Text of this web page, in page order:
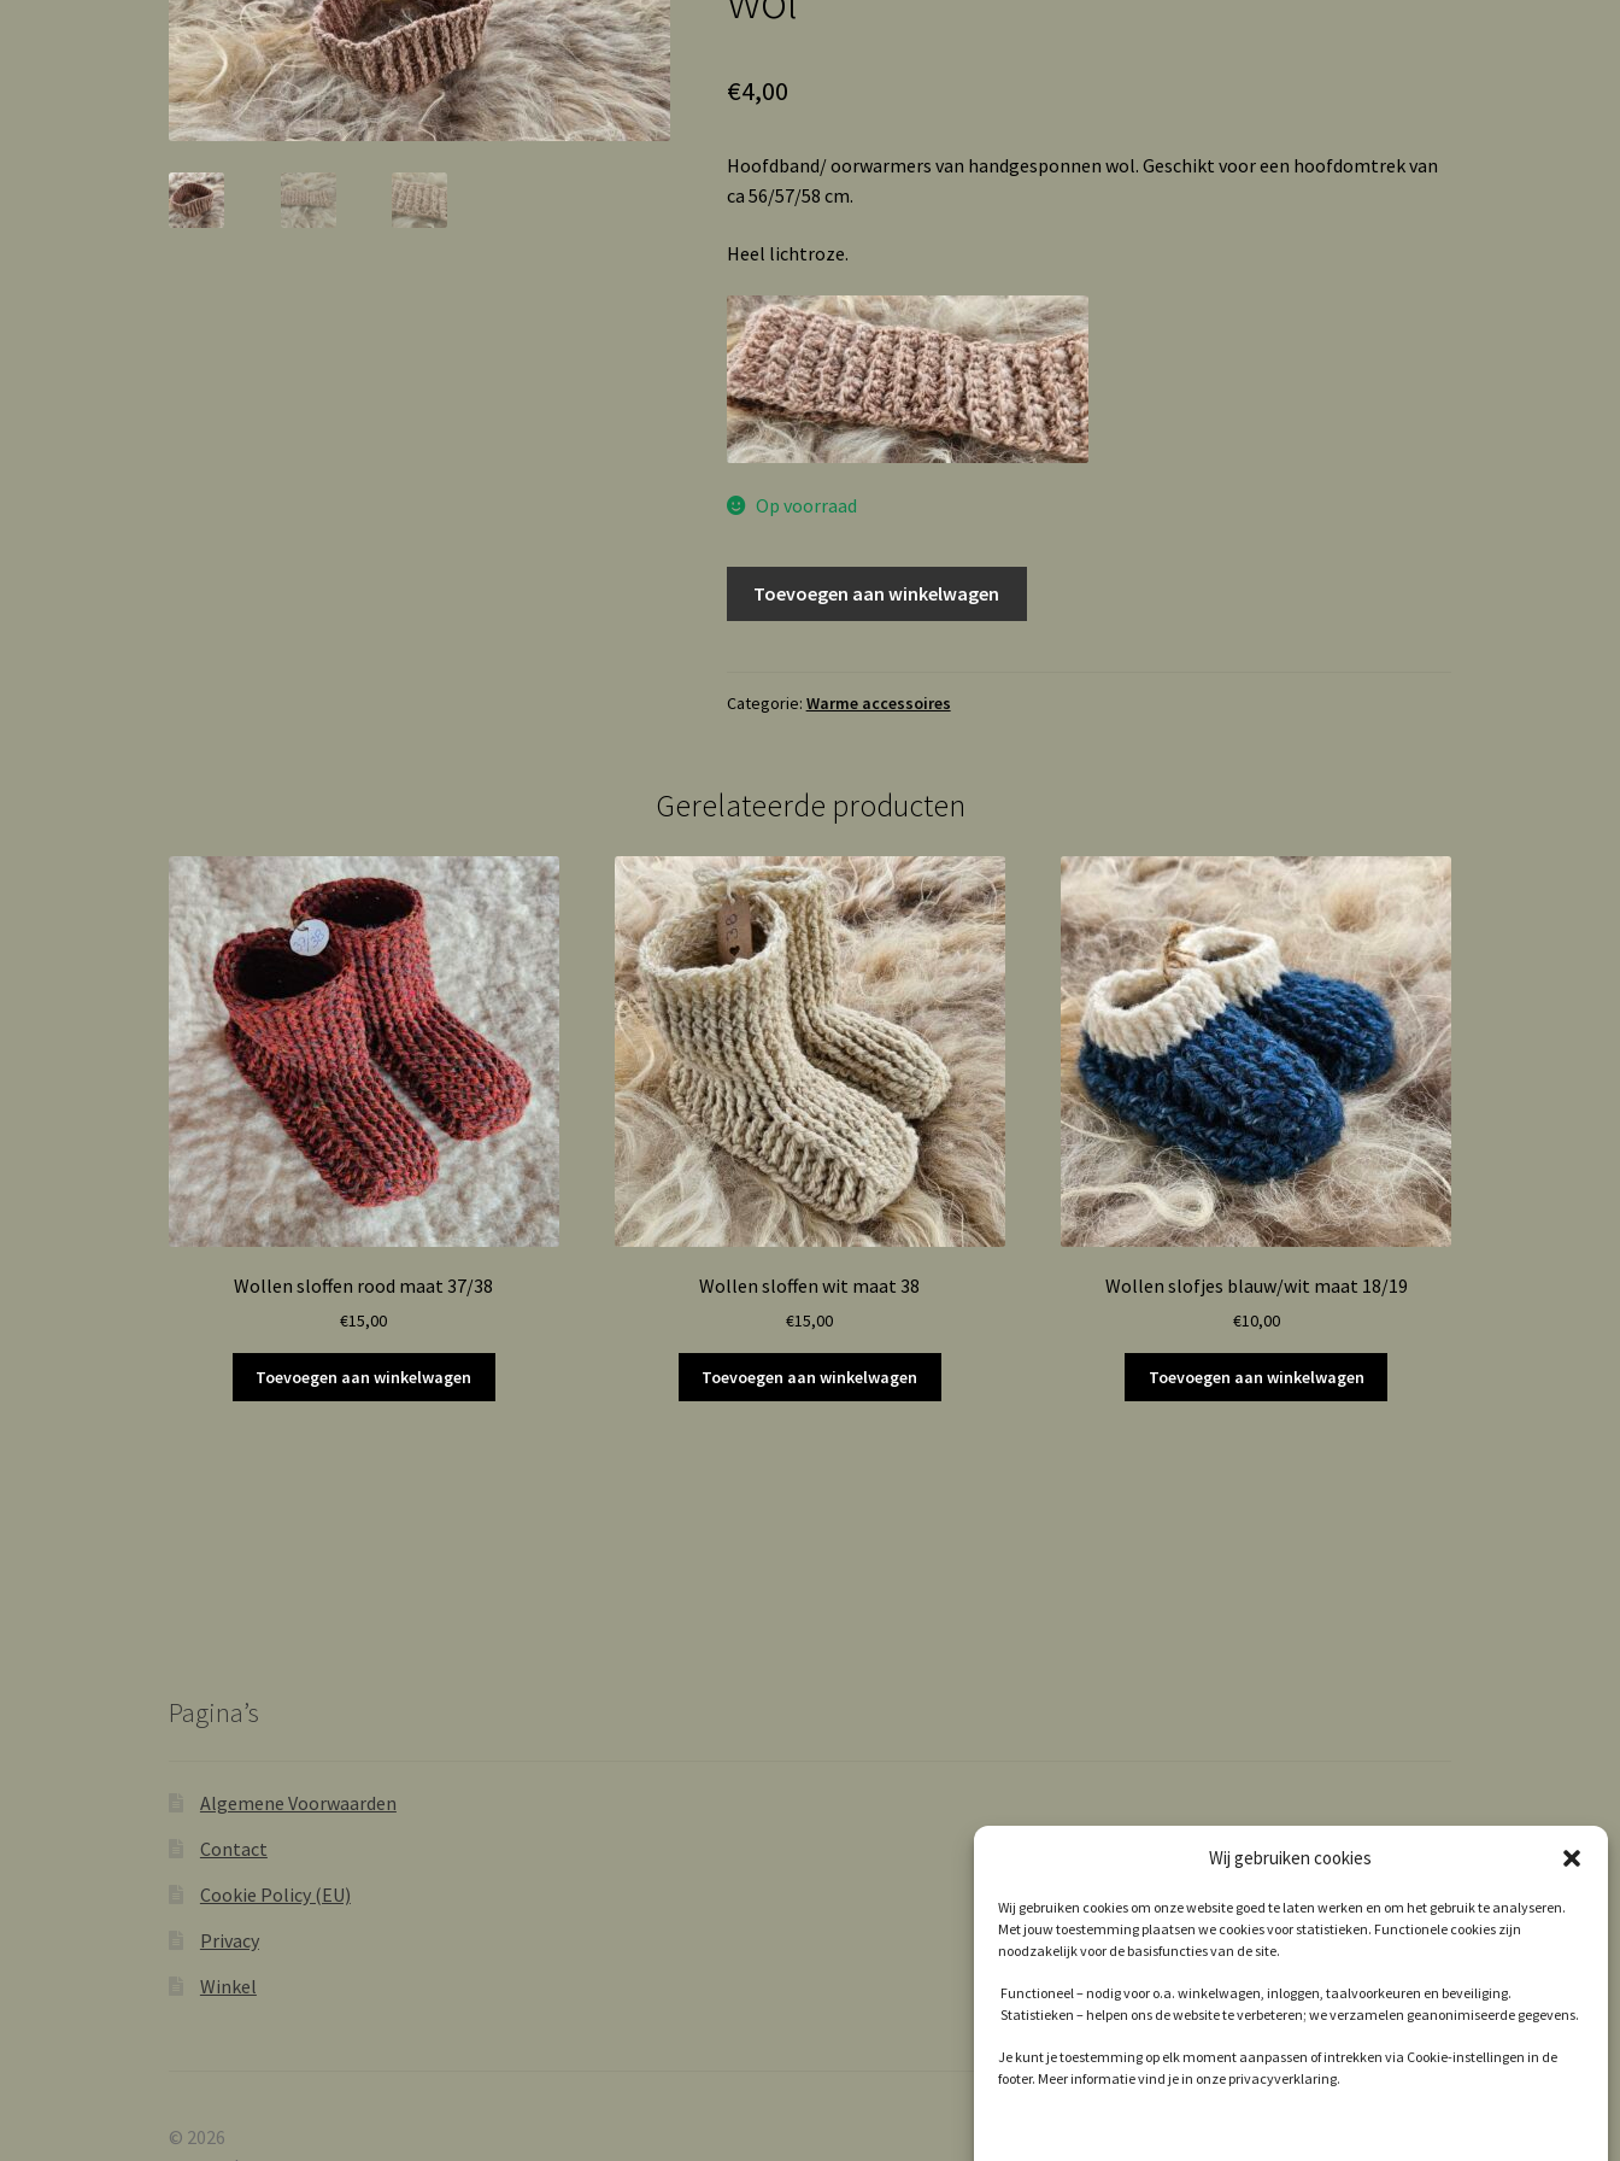
Wij gebruiken cookies
Wij gebruiken cookies om onze website goed te laten werken en om het gebruik te analyseren.
Met jouw toestemming plaatsen we cookies voor statistieken. Functionele cookies zijn
noodzakelijk voor de basisfuncties van de site.
Functioneel – nodig voor o.a. winkelwagen, inloggen, taalvoorkeuren en beveiliging.
Statistieken – helpen ons de website te verbeteren; we verzamelen geanonimiseerde gegevens.
Je kunt je toestemming op elk moment aanpassen of intrekken via Cookie-instellingen in de
footer. Meer informatie vind je in onze privacyverklaring.
€4,00
Hoofdband/ oorwarmers van handgesponnen wol. Geschikt voor een hoofdomtrek van
ca 56/57/58 cm.
Heel lichtroze.
Op voorraad
oorwarmers
aantal
Toevoegen aan winkelwagen
Categorie: Warme accessoires
Gerelateerde producten
Wollen sloffen rood maat 37/38
€15,00
Toevoegen aan winkelwagen
Wollen sloffen wit maat 38
€15,00
Toevoegen aan winkelwagen
Wollen slofjes blauw/wit maat 18/19
€10,00
Toevoegen aan winkelwagen
Pagina’s
Algemene Voorwaarden
Contact
Cookie Policy (EU)
Privacy
Winkel
© 2026